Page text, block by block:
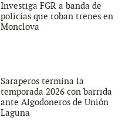
Investiga FGR a banda de
policías que roban trenes en
Monclova
Saraperos termina la
temporada 2026 con barrida
ante Algodoneros de Unión
Laguna